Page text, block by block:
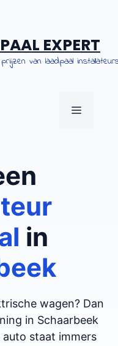
EXPERT
van laadpaal
MENU
in
wagen? Dan
in Schaarbeek
staat immers